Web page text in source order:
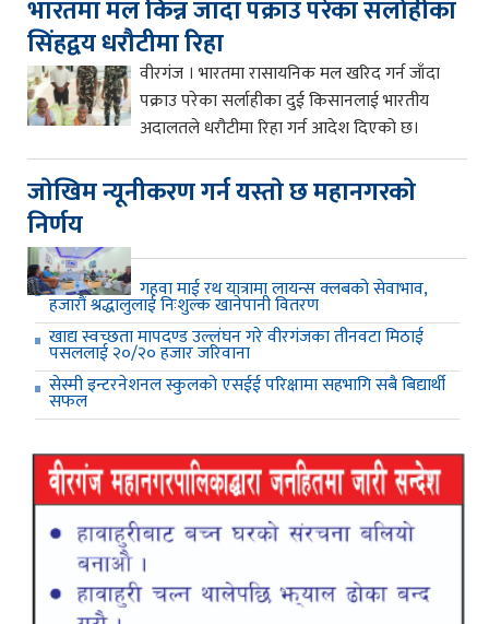
भारतमा मल किन्न जादा पक्राउ परेका सर्लाहीका
सिंहद्वय धरौटीमा रिहा
वीरगंज । भारतमा रासायनिक मल खरिद गर्न जाँदा
पक्राउ परेका सर्लाहीका दुई किसानलाई भारतीय
अदालतले धरौटीमा रिहा गर्न आदेश दिएको छ।
जाेखिम न्यूनीकरण गर्न यस्ताे छ महानगरकाे
निर्णय
गहवा माई रथ यात्रामा लायन्स क्लबको सेवाभाव,
हजारौं श्रद्धालुलाई निःशुल्क खानेपानी वितरण
खाद्य स्वच्छता मापदण्ड उल्लंघन गरे वीरगंजका तीनवटा मिठाई
पसललाई २०/२० हजार जरिवाना
सेस्मी इन्टरनेशनल स्कुलको एसईई परिक्षामा सहभागि सबै बिद्यार्थी
सफल